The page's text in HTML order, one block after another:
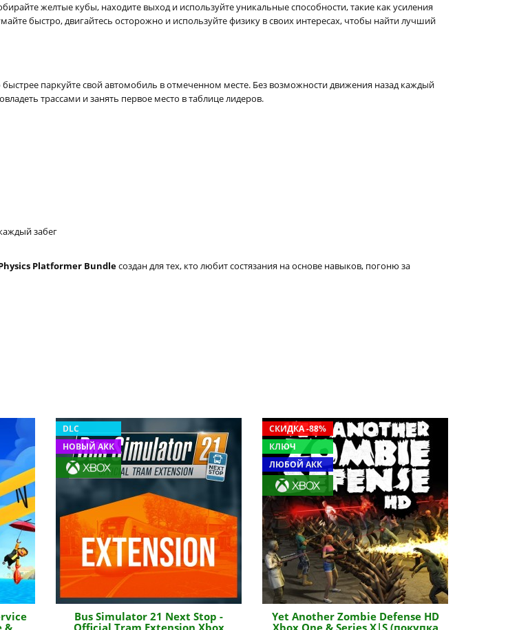
желтые кубы, находите выход и используйте уникальные способности, такие как усиления
быстро, двигайтесь осторожно и используйте физику в своих интересах, чтобы найти лучший
паркуйте свой автомобиль в отмеченном месте. Без возможности движения назад каждый
трассами и занять первое место в таблице лидеров.
забег
Platformer Bundleсоздан для тех, кто любит состязания на основе навыков, погоню за
&
DLC
НОВЫЙ АКК
Bus Simulator 21 Next Stop -
Official Tram Extension Xbox
СКИДКА -88%
КЛЮЧ
ЛЮБОЙ АКК
Yet Another Zombie Defense HD
Xbox One & Series X|S (покупка